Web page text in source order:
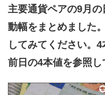
主要通貨ペアの9月
動幅をまとめました
してみてください。
前日の4本値を参照し